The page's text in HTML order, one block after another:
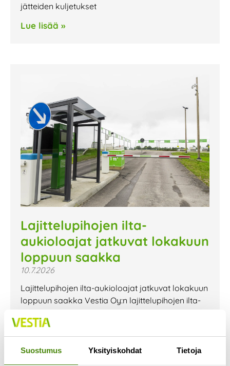
Suostumus Yksityiskohdat Tietoja
jätteiden kuljetukset
Lue lisää »
Lajittelupihojen ilta-
aukioloajat jatkuvat lokakuun
loppuun saakka
10.7.2026
Lajittelupihojen ilta-aukioloajat jatkuvat lokakuun
loppuun saakka Vestia Oy:n lajittelupihojen ilta-
Jokaisella lajittelupihalla pääsee vähintään
kerran viikossa
Lue lisää »